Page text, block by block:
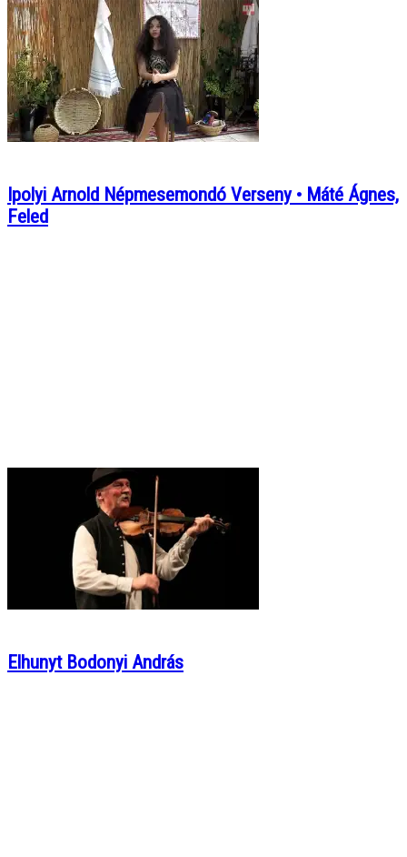
Ipolyi Arnold Népmesemondó Verseny • Máté Ágnes,
Feled
Elhunyt Bodonyi András